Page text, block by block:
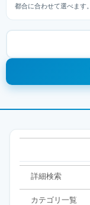
都合に合わせて選べます。
詳細検索
カテゴリ一覧